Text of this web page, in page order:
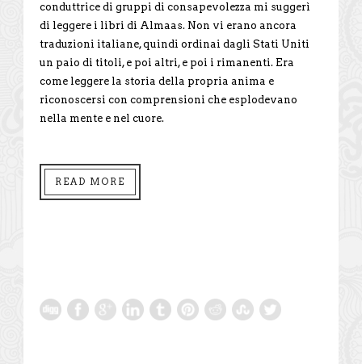
conduttrice di gruppi di consapevolezza mi suggerì
di leggere i libri di Almaas. Non vi erano ancora
traduzioni italiane, quindi ordinai dagli Stati Uniti
un paio di titoli, e poi altri, e poi i rimanenti. Era
come leggere la storia della propria anima e
riconoscersi con comprensioni che esplodevano
nella mente e nel cuore.
READ MORE